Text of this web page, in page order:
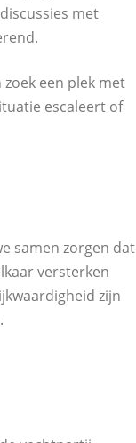
met
een plek met
escaleert of
samen zorgen dat
versterken
zijn